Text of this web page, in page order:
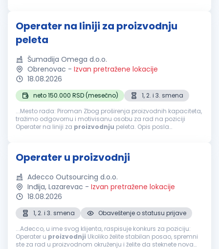
Operater na liniji za proizvodnju
peleta
Šumadija Omega d.o.o.
Obrenovac - Izvan pretražene lokacije
18.08.2026
neto 150.000 RSD (mesečno)
1, 2. i 3. smena
...Mesto rada: Piroman Zbog proširenja proizvodnih kapaciteta,
tražimo odgovornu i motivisanu osobu za rad na poziciji
Operater na liniji za proizvodnju peleta. Opis posla
Operater u proizvodnji
Adecco Outsourcing d.o.o.
Inđija, Lazarevac - Izvan pretražene lokacije
18.08.2026
1, 2. i 3. smena
Obaveštenje o statusu prijave
...Adecco, u ime svog klijenta, raspisuje konkurs za poziciju:
Operater u proizvodnji Ukoliko želite stabilan posao, spremni
ste za rad u proizvodnom okruženju i želite da steknete nova